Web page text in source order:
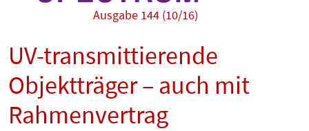
Ausgabe 144 (10/16)
UV-transmittierende
Objektträger – auch mit
Rahmenvertrag